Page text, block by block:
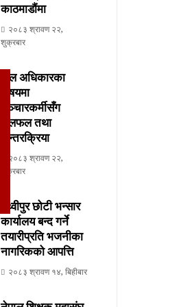
काठमाडौंमा
२०८३ श्रावण २२,
शुक्रबार
बाल अधिकारका
विषयमा
सञ्चारकर्मीसँग
छलफल तथा
अन्तरक्रिया
२०८३ श्रावण २२,
शुक्रबार
पृथ्वीपुर छोटी भन्सार
कार्यालय बन्द गर्ने
तयारीप्रति भजनीका
नागरिकको आपत्ति
२०८३ श्रावण १४, बिहीबार